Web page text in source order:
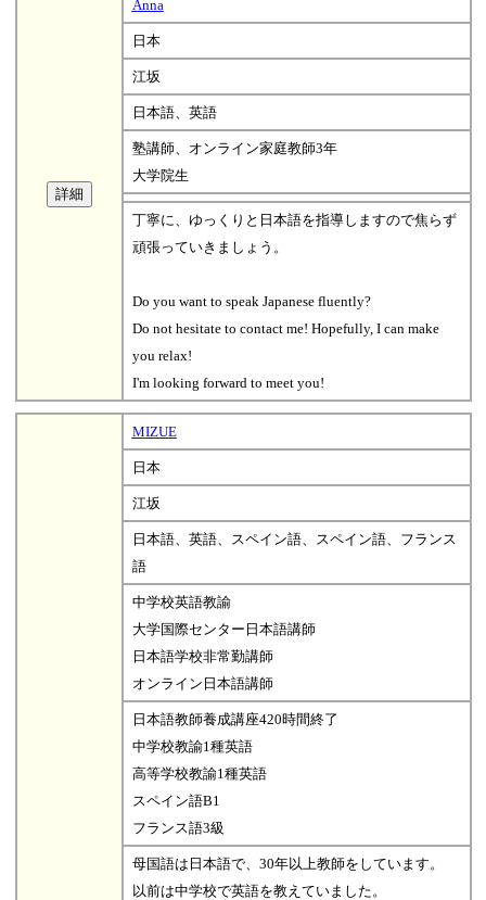
Anna
日本
江坂
日本語、英語
塾講師、オンライン家庭教師3年
大学院生
丁寧に、ゆっくりと日本語を指導しますので焦らず
頑張っていきましょう。
Do you want to speak Japanese fluently?
Do not hesitate to contact me! Hopefully, I can make
you relax!
I'm looking forward to meet you!
MIZUE
日本
江坂
日本語、英語、スペイン語、スペイン語、フランス
語
中学校英語教諭
大学国際センター日本語講師
日本語学校非常勤講師
オンライン日本語講師
日本語教師養成講座420時間終了
中学校教諭1種英語
高等学校教諭1種英語
スペイン語B1
フランス語3級
母国語は日本語で、30年以上教師をしています。
以前は中学校で英語を教えていました。